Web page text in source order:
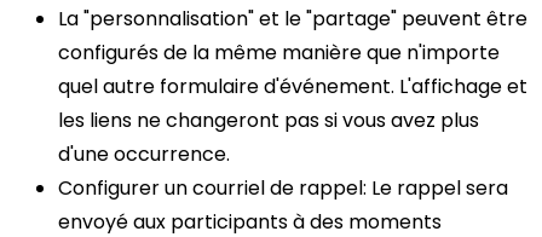
La "personnalisation" et le "partage" peuvent être
configurés de la même manière que n'importe
quel autre formulaire d'événement. L'affichage et
les liens ne changeront pas si vous avez plus
d'une occurrence.
Configurer un courriel de rappel: Le rappel sera
envoyé aux participants à des moments